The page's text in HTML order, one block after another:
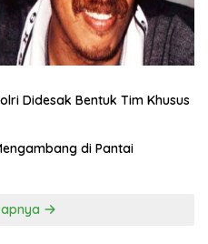
Didesak Bentuk Tim Khusus
di Pantai